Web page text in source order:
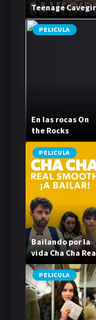
Teenage
PELICULA
En las rocas On
the Rocks
PELICULA
Bailando por la
vida Cha Cha
Smooth
PELICULA